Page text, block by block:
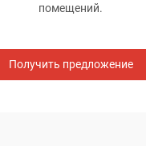
помещений.
Получить предложение